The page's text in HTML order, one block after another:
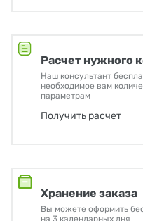
Расчет нужного
Наш консультант
необходимое вам
параметрам
Получить расчет
Хранение заказа
Вы можете оформить
на 3 календарных дня